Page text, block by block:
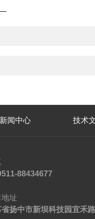
新闻中心 技术
88434677
址
扬中市新坝科技园宜禾路